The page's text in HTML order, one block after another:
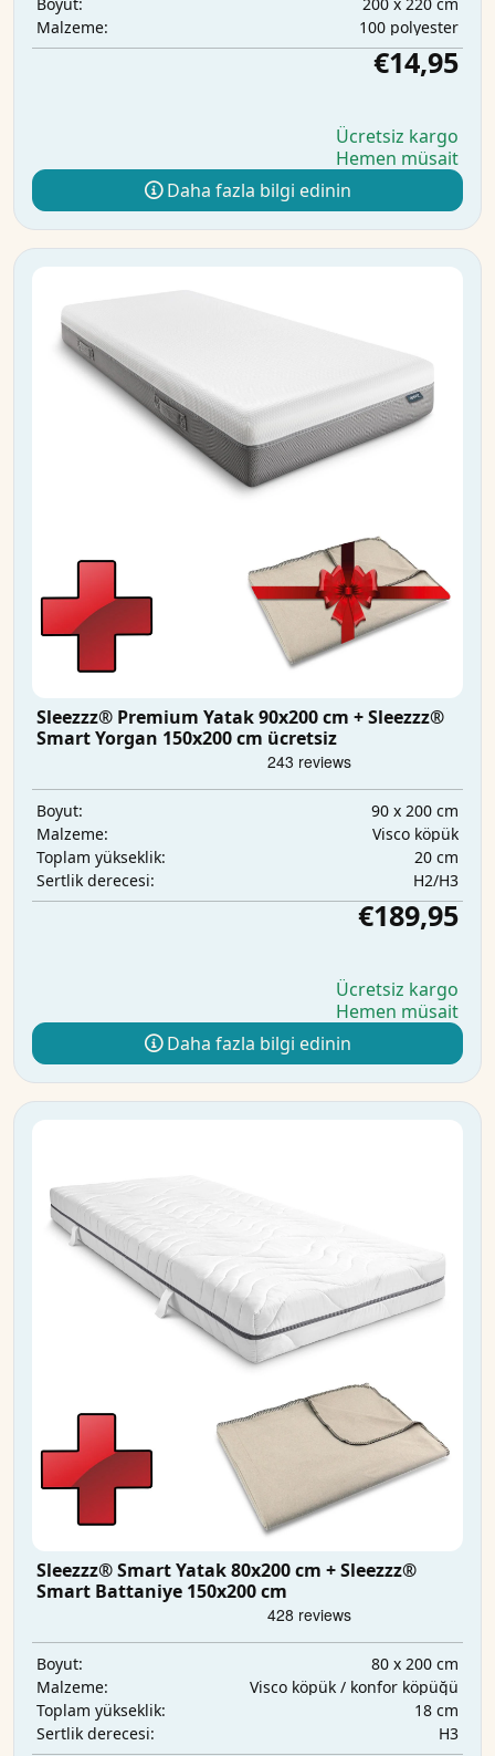
Malzeme:
100 polyester
€14,95
Ücretsiz kargo
Hemen müsait
Daha fazla bilgi edinin
Sleezzz® Premium Yatak 90x200 cm + Sleezzz®
Smart Yorgan 150x200 cm ücretsiz
Boyut:
90 x 200 cm
Malzeme:
Visco köpük
Toplam yükseklik:
20 cm
Sertlik derecesi:
H2/H3
€189,95
Ücretsiz kargo
Hemen müsait
Daha fazla bilgi edinin
Sleezzz® Smart Yatak 80x200 cm + Sleezzz®
Smart Battaniye 150x200 cm
Boyut:
80 x 200 cm
Malzeme:
Visco köpük / konfor köpüğü
Toplam yükseklik:
18 cm
Sertlik derecesi:
H3